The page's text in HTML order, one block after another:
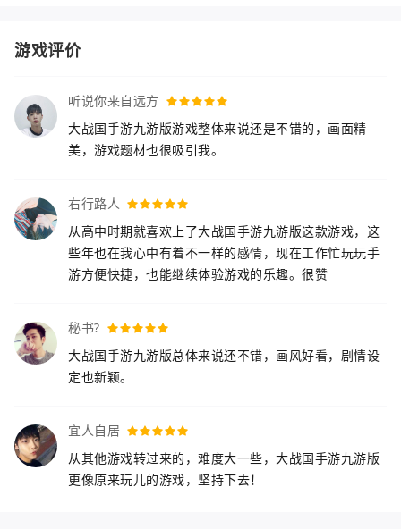
游戏评价
听说你来自远方
大战国手游九游版游戏整体来说还是不错的，画面精
美，游戏题材也很吸引我。
右行路人
从高中时期就喜欢上了大战国手游九游版这款游戏，这
些年也在我心中有着不一样的感情，现在工作忙玩玩手
游方便快捷，也能继续体验游戏的乐趣。很赞
秘书?
大战国手游九游版总体来说还不错，画风好看，剧情设
定也新颖。
宜人自居
从其他游戏转过来的，难度大一些，大战国手游九游版
更像原来玩儿的游戏，坚持下去！